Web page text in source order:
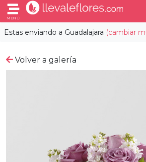
Estas enviando a Guadalajara (cambiar
MENÚ
Volver a galería